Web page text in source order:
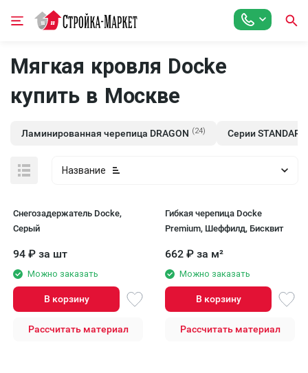
Мягкая кровля Docke
купить в Москве
Ламинированная черепица DRAGON (24) Серии STANDARD
Название
Снегозадержатель Docke,
Серый
94 ₽ за шт
Можно заказать
В корзину
Рассчитать материал
Гибкая черепица Docke
Premium, Шеффилд, Бисквит
662 ₽ за м²
Можно заказать
В корзину
Рассчитать материал